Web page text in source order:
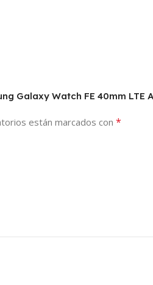
Galaxy Watch FE 40mm LTE
están marcados con *